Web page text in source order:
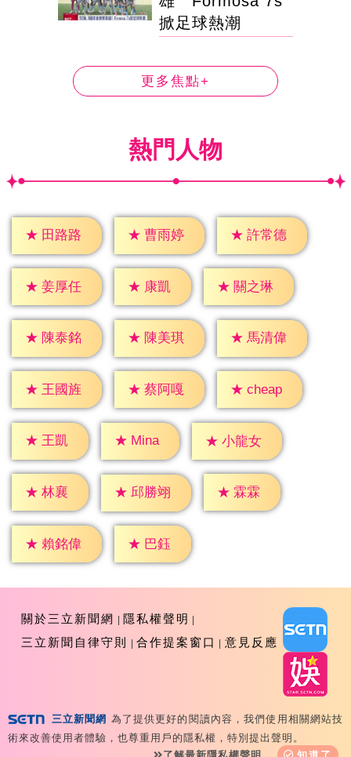
掀足球熱潮
更多焦點+
熱門人物
★ 田路路 ★ 曹雨婷 ★ 許常德
★ 姜厚任 ★ 康凱 ★ 關之琳
★ 陳泰銘 ★ 陳美琪 ★ 馬清偉
★ 王國旌 ★ 蔡阿嘎 ★ cheap
★ 王凱 ★ Mina ★ 小龍女
★ 林襄 ★ 邱勝翊 ★ 霖霖
★ 賴銘偉 ★ 巴鈺
關於三立新聞網
隱私權聲明
三立新聞自律守則
合作提案窗口 意見反應
Copyright ©2026 Sanlih E-Television All Rights
Reserved 版權所有 盜用必究 台北市內湖區舊宗路一段159
三立新聞網 為了提供更好的閱讀內容，我們使用相關網站技
術來改善使用者體驗，也尊重用戶的隱私權，特別提出聲明。